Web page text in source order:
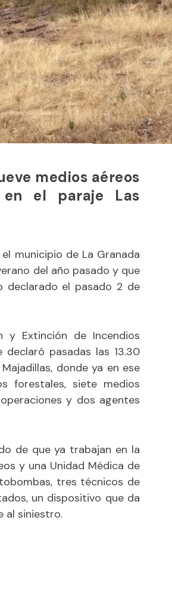
medios aéreos
el paraje Las
municipio de La Granada
del año pasado y que
declarado el pasado 2 de
y Extinción de Incendios
declaró pasadas las 13.30
donde ya en ese
forestales, siete medios
y dos agentes
de que ya trabajan en la
y una Unidad Médica de
tres técnicos de
un dispositivo que da
al siniestro.